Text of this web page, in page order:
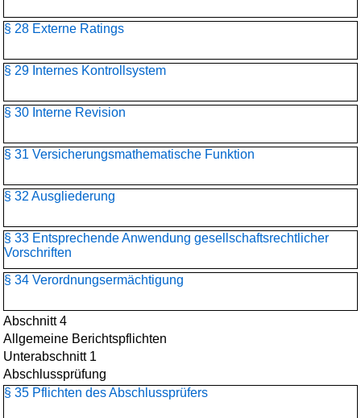
§ 28 Externe Ratings
§ 29 Internes Kontrollsystem
§ 30 Interne Revision
§ 31 Versicherungsmathematische Funktion
§ 32 Ausgliederung
§ 33 Entsprechende Anwendung gesellschaftsrechtlicher
Vorschriften
§ 34 Verordnungsermächtigung
Abschnitt 4
Allgemeine Berichtspflichten
Unterabschnitt 1
Abschlussprüfung
§ 35 Pflichten des Abschlussprüfers